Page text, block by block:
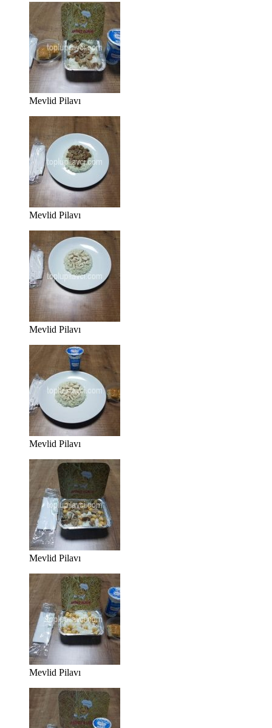
Mevlid Pilavı
Mevlid Pilavı
Mevlid Pilavı
Mevlid Pilavı
Mevlid Pilavı
Mevlid Pilavı